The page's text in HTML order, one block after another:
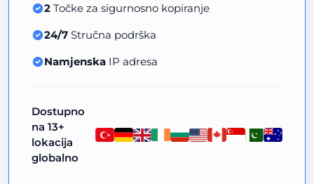
2 Točke za sigurnosno kopiranje
24/7 Stručna podrška
Namjenska IP adresa
Dostupno
na 13+
lokacija
globalno